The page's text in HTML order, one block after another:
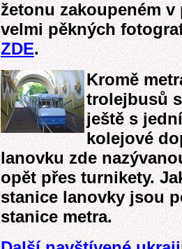
žetonu zakoupeném
velmi pěkných
ZDE.
Kromě
trolejbusů
ještě s
kolejové
lanovku zde
opět přes turnikety.
stanice lanovky jsou
stanice metra.